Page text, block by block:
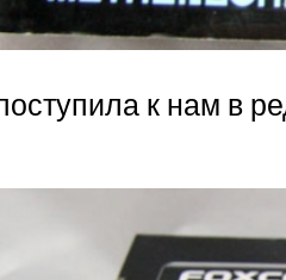
к нам в